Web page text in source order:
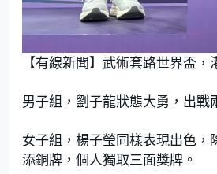
【有線新聞】武術套路世界盃
男子組，劉子龍狀態大勇，出戰
女子組，楊子瑩同樣表現出色
添銅牌，個人獨取三面獎牌。